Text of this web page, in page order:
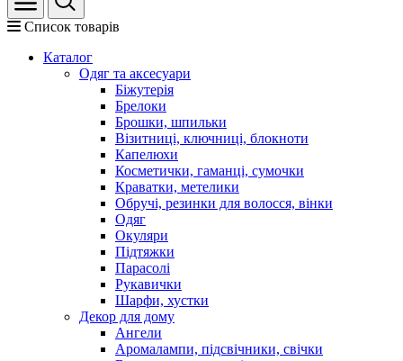
Список товарів
Каталог
Oдяг та аксесуари
Біжутерія
Брелоки
Брошки, шпильки
Візитниці, ключниці, блокноти
Капелюхи
Косметички, гаманці, сумочки
Краватки, метелики
Обручі, резинки для волосся, вінки
Одяг
Окуляри
Підтяжки
Парасолі
Рукавички
Шарфи, хустки
Декор для дому
Ангели
Аромалампи, підсвічники, свічки